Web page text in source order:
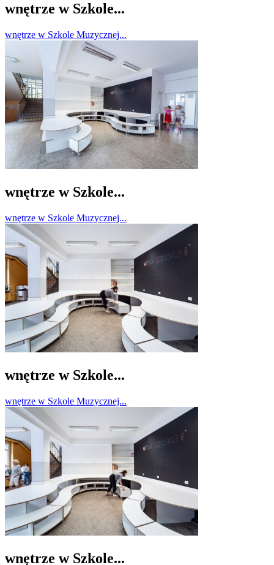
wnętrze w Szkole...
wnętrze w Szkole Muzycznej...
wnętrze w Szkole...
wnętrze w Szkole Muzycznej...
wnętrze w Szkole...
wnętrze w Szkole Muzycznej...
wnętrze w Szkole...